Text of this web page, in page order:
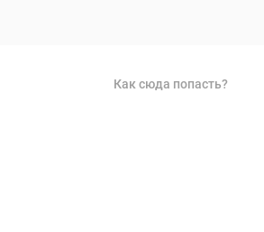
Как сюда попасть?